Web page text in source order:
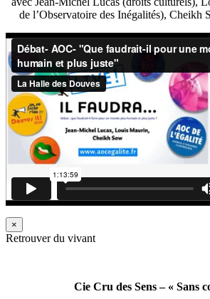
de l’Observatoire des Inégalités), Cheikh
×
Retrouver du vivant
Cie Cru des Sens – « Sans